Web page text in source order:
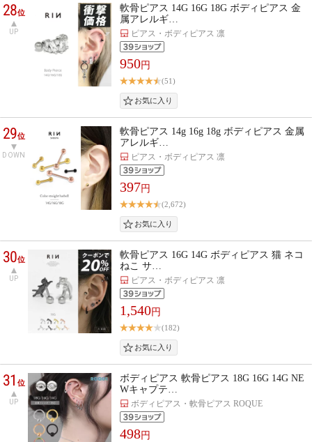
28位
UP
軟骨ピアス 14G 16G 18G ボディピアス 金
属アレルギ…
ピアス・ボディピアス 凛
950円
(51)
29位
DOWN
軟骨ピアス 14g 16g 18g ボディピアス 金属
アレルギ…
ピアス・ボディピアス 凛
397円
(2,672)
30位
UP
軟骨ピアス 16G 14G ボディピアス 猫 ネコ
ねこ サ…
ピアス・ボディピアス 凛
1,540円
(182)
31位
UP
ボディピアス 軟骨ピアス 18G 16G 14G NE
Wキャプテ…
ボディピアス・軟骨ピアス ROQUE
498円